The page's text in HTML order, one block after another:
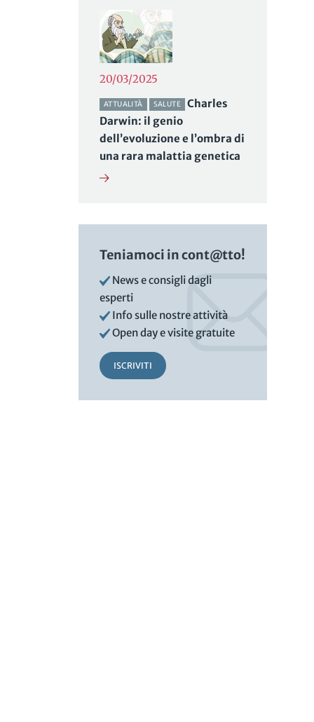
20/03/2025
ATTUALITÀ SALUTE
Charles
Darwin: il genio
dell’evoluzione e l’ombra di
una rara malattia genetica
Teniamoci in cont@tto!
News e consigli dagli
esperti
Info sulle nostre attività
Open day e visite gratuite
ISCRIVITI